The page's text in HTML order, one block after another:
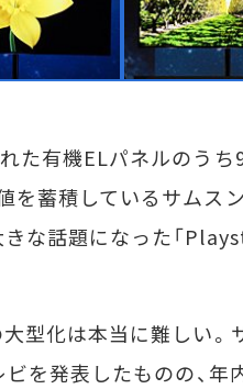
た有機ELパネルのう
を蓄積しているサムス
な話題になった「
型化は本当に難しい。
を発表したものの、